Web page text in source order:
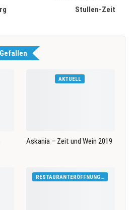
Stullen-Zeit
AKTUELL
Askania – Zeit und Wein 2019
RESTAURANTERÖFFNUNGEN